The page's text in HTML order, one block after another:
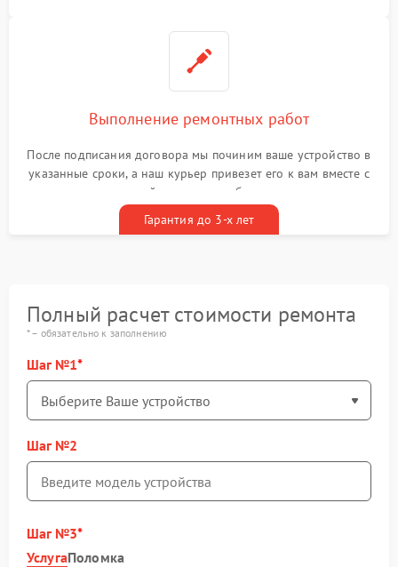
Выполнение ремонтных работ
После подписания договора мы починим ваше устройство в
указанные сроки, а наш курьер привезет его к вам вместе с
гарантийным талоном бесплатно
Гарантия до 3-х лет
Полный расчет стоимости ремонта
* – обязательно к заполнению
Шаг №1
Шаг №2
Шаг №3
УслугаПоломка